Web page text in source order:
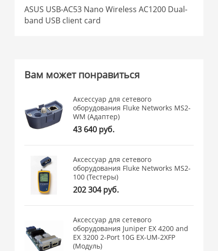
ASUS USB-AC53 Nano Wireless AC1200 Dual-
band USB client card
Вам может понравиться
Аксессуар для сетевого
оборудования Fluke Networks MS2-
WM (Адаптер)
43 640 руб.
Аксессуар для сетевого
оборудования Fluke Networks MS2-
100 (Тестеры)
202 304 руб.
Аксессуар для сетевого
оборудования Juniper EX 4200 and
EX 3200 2-Port 10G EX-UM-2XFP
(Модуль)